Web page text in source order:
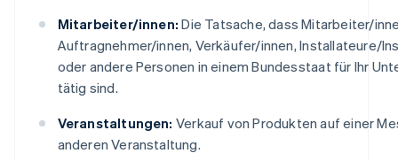
Mitarbeiter/innen: Die Tatsache, dass Mitarbeiter/
Auftragnehmer/innen, Verkäufer/innen, Installateure/
oder andere Personen in einem Bundesstaat für Ihr
tätig sind.
Veranstaltungen: Verkauf von Produkten auf einer
anderen Veranstaltung.